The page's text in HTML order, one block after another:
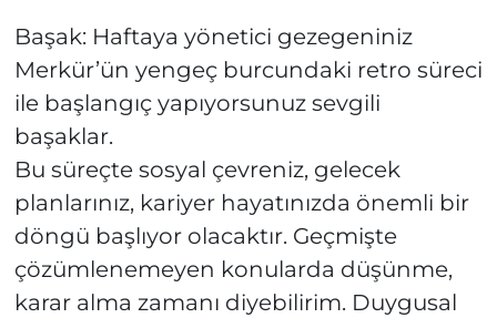
Başak: Haftaya yönetici gezegeniniz
Merkür’ün yengeç burcundaki retro süreci
ile başlangıç yapıyorsunuz sevgili
başaklar.
Bu süreçte sosyal çevreniz, gelecek
planlarınız, kariyer hayatınızda önemli bir
döngü başlıyor olacaktır. Geçmişte
çözümlenemeyen konularda düşünme,
karar alma zamanı diyebilirim. Duygusal